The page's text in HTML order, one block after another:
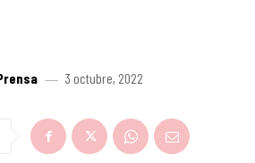
3 octubre, 2022